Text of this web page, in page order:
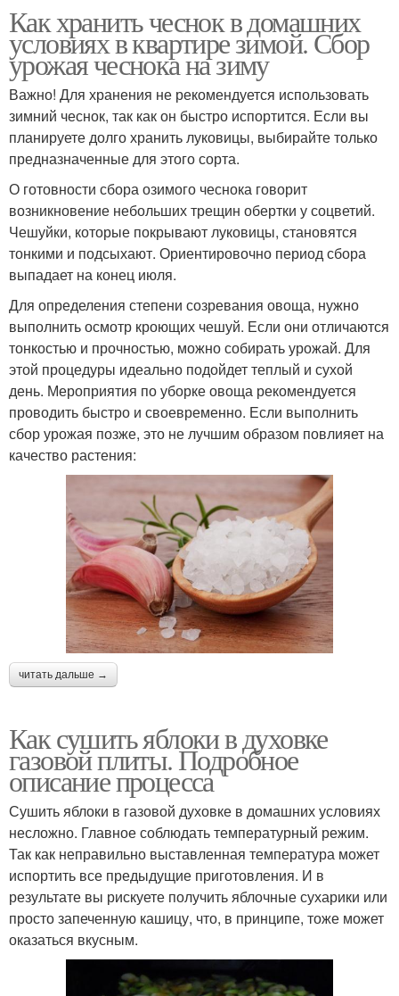
Как хранить чеснок в домашних
условиях в квартире зимой. Сбор
урожая чеснока на зиму
Важно! Для хранения не рекомендуется использовать
зимний чеснок, так как он быстро испортится. Если вы
планируете долго хранить луковицы, выбирайте только
предназначенные для этого сорта.
О готовности сбора озимого чеснока говорит
возникновение небольших трещин обертки у соцветий.
Чешуйки, которые покрывают луковицы, становятся
тонкими и подсыхают. Ориентировочно период сбора
выпадает на конец июля.
Для определения степени созревания овоща, нужно
выполнить осмотр кроющих чешуй. Если они отличаются
тонкостью и прочностью, можно собирать урожай. Для
этой процедуры идеально подойдет теплый и сухой
день. Мероприятия по уборке овоща рекомендуется
проводить быстро и своевременно. Если выполнить
сбор урожая позже, это не лучшим образом повлияет на
качество растения:
читать дальше →
Как сушить яблоки в духовке
газовой плиты. Подробное
описание процесса
Сушить яблоки в газовой духовке в домашних условиях
несложно. Главное соблюдать температурный режим.
Так как неправильно выставленная температура может
испортить все предыдущие приготовления. И в
результате вы рискуете получить яблочные сухарики или
просто запеченную кашицу, что, в принципе, тоже может
оказаться вкусным.